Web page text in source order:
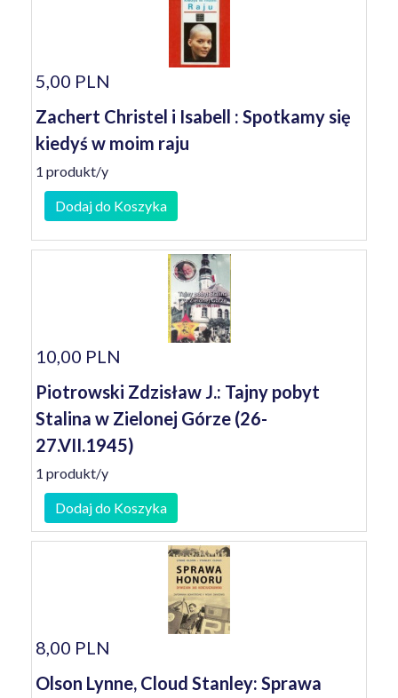
5,00 PLN
Zachert Christel i Isabell : Spotkamy się
kiedyś w moim raju
1 produkt/y
Dodaj do Koszyka
10,00 PLN
Piotrowski Zdzisław J.: Tajny pobyt
Stalina w Zielonej Górze (26-
27.VII.1945)
1 produkt/y
Dodaj do Koszyka
8,00 PLN
Olson Lynne, Cloud Stanley: Sprawa